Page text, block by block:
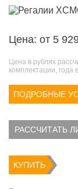
Цена: от 5
Цена в рублях
комплектации, года
ПОДРОБНЫЕ
РАССЧИТАТЬ
КУПИТЬ